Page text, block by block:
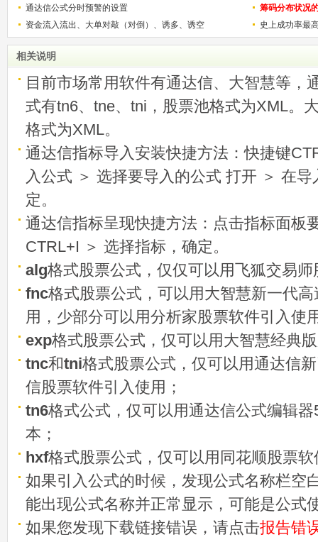
用
通达信公式分时预警的设置
筹码分布状况
资金流入流出、大单对敲（对倒）、诱多、诱空
史上成功率最
相关说明
目前市场常用软件有通达信、大智慧等，
式有tn6、tne、tni，股票池格式为XML。
格式为XML。
通达信指标导入安装快捷方法：快捷键
入公式 ＞ 选择要导入的公式 打开 ＞ 在
定。
通达信指标呈现快捷方法：点击指标面板
CTRL+I ＞ 选择指标，确定。
alg格式股票公式，仅仅可以用飞狐交易
fnc格式股票公式，可以用大智慧新一代
用，少部分可以用分析家股票软件引入使
exp格式股票公式，仅可以用大智慧经典
tnc和tni格式股票公式，仅可以用通达信
信股票软件引入使用；
tn6格式公式，仅可以用通达信公式编辑
本；
hxf格式股票公式，仅可以用同花顺股票
如果引入公式的时候，发现公式名称栏空
能出现公式名称并正常显示，可能是公式
如果您发现下载链接错误，请点击报告错